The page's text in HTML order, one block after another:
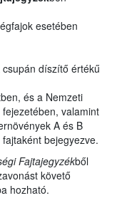
esetében
díszítő értékű
és a Nemzeti
valamint
A és B
bejegyezve.
Fajtajegyzékből
követő
hozható.